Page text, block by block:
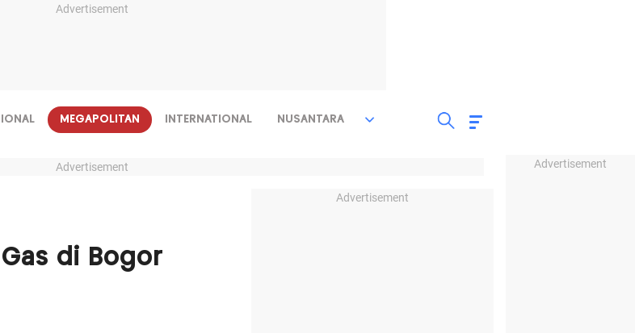
Advertisement
Advertisement
MEGAPOLITAN INTERNATIONAL NUSANTARA
Advertisement
di Bogor
Advertisement